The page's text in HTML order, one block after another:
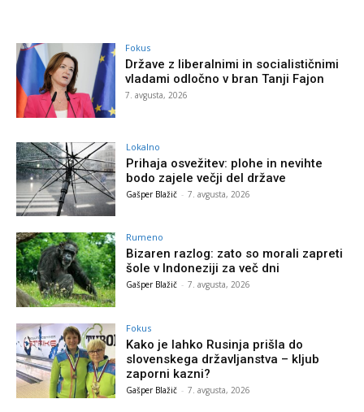
Fokus
Države z liberalnimi in socialističnimi
vladami odločno v bran Tanji Fajon
7. avgusta, 2026
Lokalno
Prihaja osvežitev: plohe in nevihte
bodo zajele večji del države
Gašper Blažič - 7. avgusta, 2026
Rumeno
Bizaren razlog: zato so morali zapreti
šole v Indoneziji za več dni
Gašper Blažič - 7. avgusta, 2026
Fokus
Kako je lahko Rusinja prišla do
slovenskega državljanstva – kljub
zaporni kazni?
Gašper Blažič - 7. avgusta, 2026